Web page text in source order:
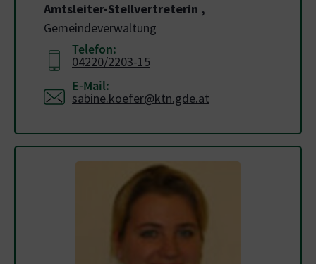
Amtsleiter-Stellvertreterin ,
Gemeindeverwaltung
Telefon:
04220/2203-15
E-Mail:
sabine.koefer@ktn.gde.at